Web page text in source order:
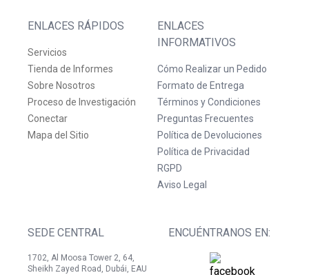
ENLACES RÁPIDOS
Servicios
Tienda de Informes
Sobre Nosotros
Proceso de Investigación
Conectar
Mapa del Sitio
ENLACES
INFORMATIVOS
Cómo Realizar un Pedido
Formato de Entrega
Términos y Condiciones
Preguntas Frecuentes
Política de Devoluciones
Política de Privacidad
RGPD
Aviso Legal
SEDE CENTRAL
1702, Al Moosa Tower 2, 64,
Sheikh Zayed Road, Dubái, EAU
ENCUÉNTRANOS EN: